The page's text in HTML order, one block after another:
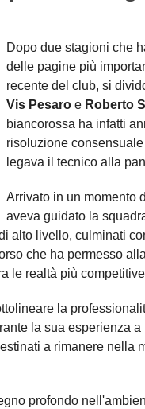
Dopo due stagioni che
delle pagine più
recente del club, si
Vis Pesaro e Roberto
biancorossa ha infatti
risoluzione
legava il tecnico alla
Arrivato in un momento
aveva guidato la
alto livello, culminati
che ha permesso
le realtà più
la
la sua esperienza a
a rimanere nella
profondo